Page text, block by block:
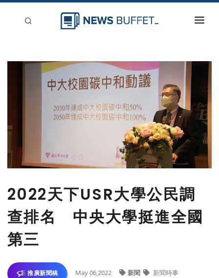
新聞稿分類
2022天下USR大學公民調
查排名 中央大學挺進全國
第三
推廣新聞稿 May 06,2022 新聞 新聞時事